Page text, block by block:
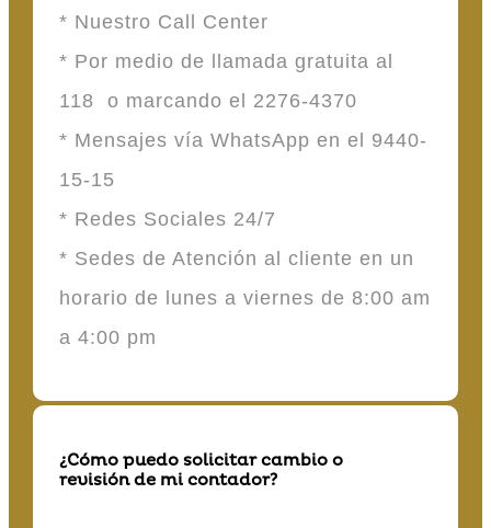
* Nuestro Call Center
* Por medio de llamada gratuita al
118 o marcando el 2276-4370
* Mensajes vía WhatsApp en el 9440-
15-15
* Redes Sociales 24/7
* Sedes de Atención al cliente en un
horario de lunes a viernes de 8:00 am
a 4:00 pm
¿Cómo puedo solicitar cambio o
revisión de mi contador?